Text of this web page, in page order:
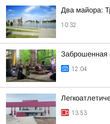
Два майора:
10:32
Заброшенная
12:04
13:53